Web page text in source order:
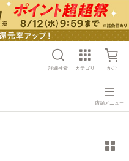
詳細検索 カテゴリ かご
店舗メニュー